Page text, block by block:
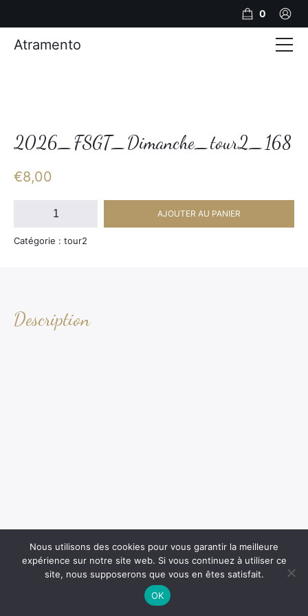
2026_FSGT_Dimanche_tour2_168
€8,00
quantité
2026_FSGT_Dimanche_tour2_168
AJOUTER AU PANIER
Catégorie : tour2
Description
0
Atramento
Photos
Nous utilisons des cookies pour vous garantir la meilleure
expérience sur notre site web. Si vous continuez à utiliser ce
site, nous supposerons que vous en êtes satisfait.
OK